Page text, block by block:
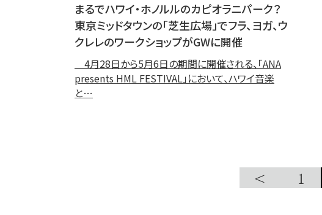
まるでハワイ・ホノルルのカピオラニパーク？
東京ミッドタウンの「芝生広場」でフラ、ヨガ、ウ
クレレのワークショップがGWに開催
4月28日から5月6日の期間に開催される、「ANA
presents HML FESTIVAL」において、ハワイ音楽
と…
< 1